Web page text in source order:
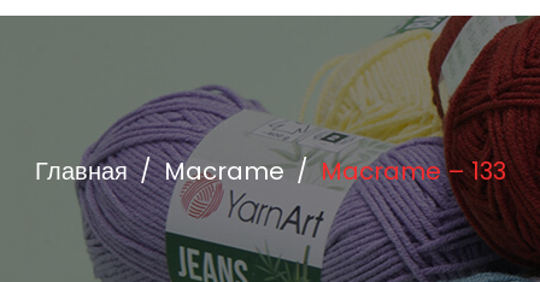
Главная / Macrame / Macrame – 133